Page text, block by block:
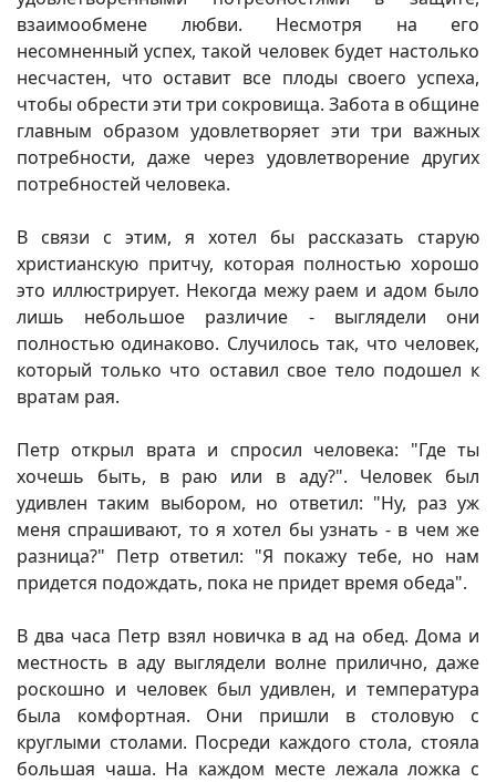
взаимообмене любви. Несмотря на его
несомненный успех, такой человек будет настолько
несчастен, что оставит все плоды своего успеха,
чтобы обрести эти три сокровища. Забота в общине
главным образом удовлетворяет эти три важных
потребности, даже через удовлетворение других
потребностей человека.
В связи с этим, я хотел бы рассказать старую
христианскую притчу, которая полностью хорошо
это иллюстрирует. Некогда межу раем и адом было
лишь небольшое различие - выглядели они
полностью одинаково. Случилось так, что человек,
который только что оставил свое тело подошел к
вратам рая.
Петр открыл врата и спросил человека: "Где ты
хочешь быть, в раю или в аду?". Человек был
удивлен таким выбором, но ответил: "Ну, раз уж
меня спрашивают, то я хотел бы узнать - в чем же
разница?" Петр ответил: "Я покажу тебе, но нам
придется подождать, пока не придет время обеда".
В два часа Петр взял новичка в ад на обед. Дома и
местность в аду выглядели волне прилично, даже
роскошно и человек был удивлен, и температура
была комфортная. Они пришли в столовую с
круглыми столами. Посреди каждого стола, стояла
большая чаша. На каждом месте лежала ложка с